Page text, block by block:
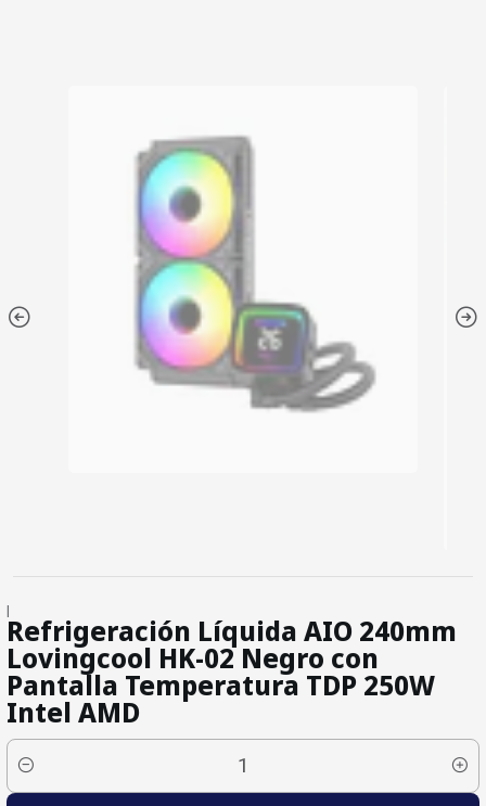
|
Refrigeración Líquida AIO 240mm
Lovingcool HK-02 Negro con
Pantalla Temperatura TDP 250W
Intel AMD
Cantidad